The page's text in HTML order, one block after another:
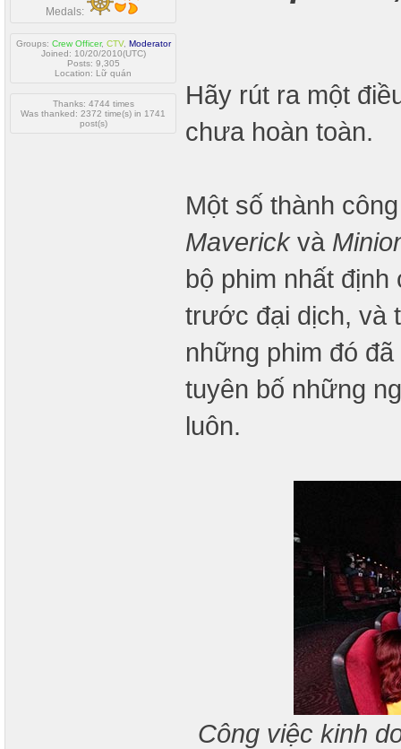
Medals:
Groups: Crew Officer, CTV, Moderator
Joined: 10/20/2010(UTC)
Posts: 9,305
Location: Lữ quán
Thanks: 4744 times
Was thanked: 2372 time(s) in 1741
post(s)
Hãy rút ra một
chưa hoàn toàn.
Một số thành
Maverickvà
bộ phim nhất
trước đại dịch, và
những phim đó
tuyên bố những
luôn.
Công việc kinh